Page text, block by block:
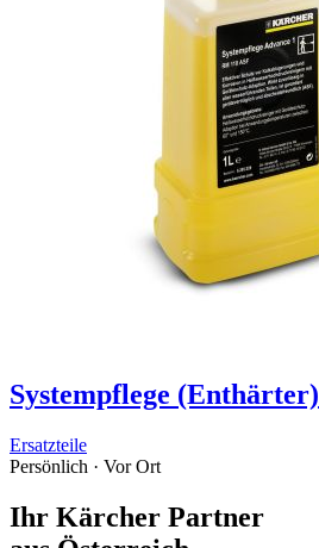
Systempflege (Enthärter)
Ersatzteile
Persönlich · Vor Ort
Ihr Kärcher Partner